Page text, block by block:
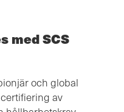
med SCS
och global
av